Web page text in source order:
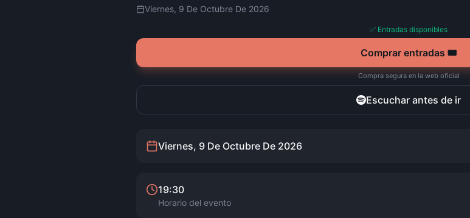
Viernes, 9 De Octubre De 2026
✅ Entradas disponibles
Comprar entradas 🎟️
Compra segura en la web oficial
Escuchar antes de ir
Viernes, 9 De Octubre De 2026
19:30
Horario del evento